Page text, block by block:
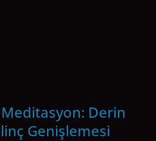
Derin
Genişlemesi